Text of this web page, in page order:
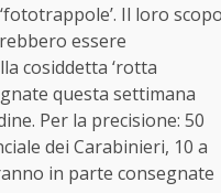
Il loro
essere
cosiddetta ‘rotta
questa settimana
Per la precisione: 50
dei Carabinieri, 10 a
in parte consegnate